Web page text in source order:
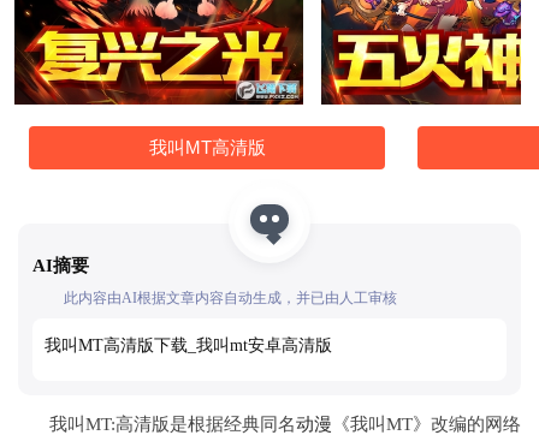
我叫MT高清版
AI摘要
此内容由AI根据文章内容自动生成，并已由人工审核
我叫MT高清版下载_我叫mt安卓高清版
我叫MT:高清版是根据经典同名动漫 《我叫MT》改编的网络